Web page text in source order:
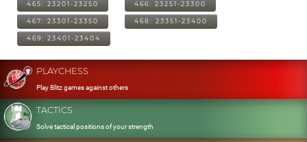
465: 23201-23250 466: 23251-23300
467: 23301-23350 468: 23351-23400
469: 23401-23404
PLAYCHESS
Play Blitz games against others
TACTICS
Solve tactical positions of your strength